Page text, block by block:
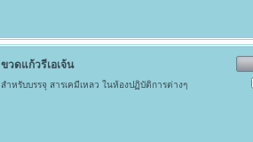
ขวดแก้วรีเอเจ้น
สำหรับบรรจุ สารเคมีเหลว ในห้องปฏิบัติการต่างๆ